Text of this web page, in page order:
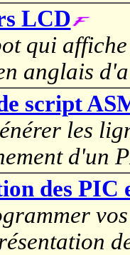
LCD
qui
anglais
script
les
d'un
des PIC